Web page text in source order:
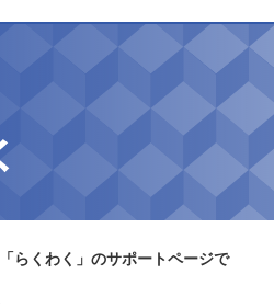
らくわく」のサポートページで